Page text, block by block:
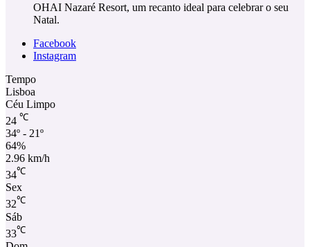
OHAI Nazaré Resort, um recanto ideal para celebrar o seu
Natal.
Facebook
Instagram
Tempo
Lisboa
Céu Limpo
24 ℃
34º - 21º
64%
2.96 km/h
34℃
Sex
32℃
Sáb
33℃